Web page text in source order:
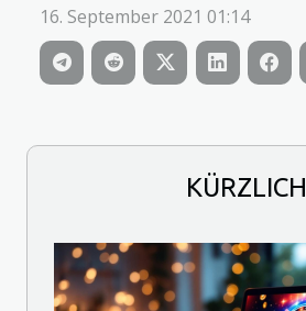
KÜRZLICH
16. September 2021 01:14